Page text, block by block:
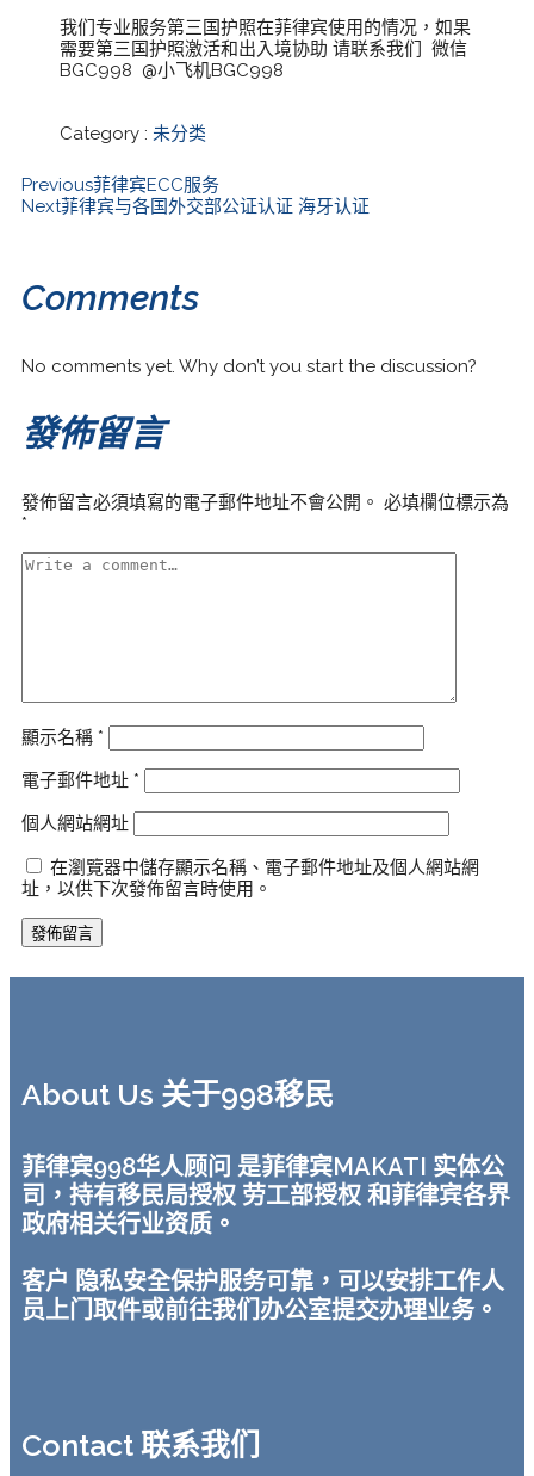
我们专业服务第三国护照在菲律宾使用的情况，如果
需要第三国护照激活和出入境协助 请联系我们 微信
BGC998 @小飞机BGC998
Category : 未分类
Previous菲律宾ECC服务
Next菲律宾与各国外交部公证认证 海牙认证
Comments
No comments yet. Why don’t you start the discussion?
發佈留言
發佈留言必須填寫的電子郵件地址不會公開。 必填欄位標示為
*
顯示名稱 *
電子郵件地址 *
個人網站網址
在瀏覽器中儲存顯示名稱、電子郵件地址及個人網站網
址，以供下次發佈留言時使用。
About Us 关于998移民
菲律宾998华人顾问 是菲律宾MAKATI 实体公
司，持有移民局授权 劳工部授权 和菲律宾各界
政府相关行业资质。
客户 隐私安全保护服务可靠，可以安排工作人
员上门取件或前往我们办公室提交办理业务。
Contact 联系我们